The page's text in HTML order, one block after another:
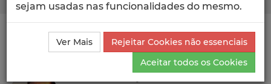
Ciência_Iscte Autores Otávio Raposo
Produções
Científicas e Citações
Otávio Raposo
sejam usadas nas funcionalidades do mesmo.
Ver Mais
Rejeitar Cookies não essenciais
Aceitar todos os Cookies